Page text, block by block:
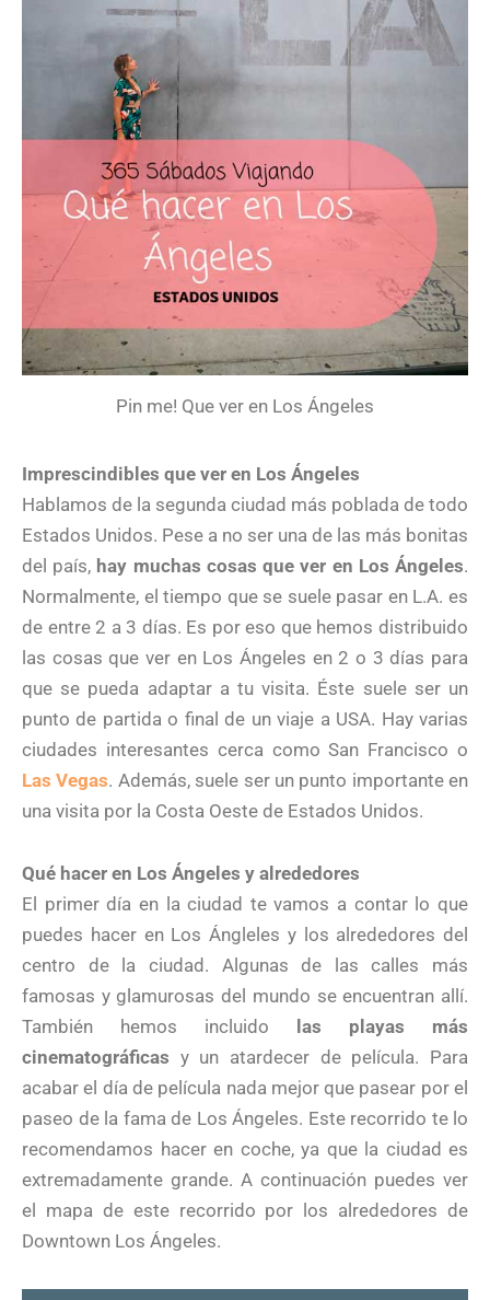
Pin me! Que ver en Los Ángeles
Imprescindibles que ver en Los Ángeles
Hablamos de la segunda ciudad más poblada de todo
Estados Unidos. Pese a no ser una de las más bonitas
del país, hay muchas cosas que ver en Los Ángeles.
Normalmente, el tiempo que se suele pasar en L.A. es
de entre 2 a 3 días. Es por eso que hemos distribuido
las cosas que ver en Los Ángeles en 2 o 3 días para
que se pueda adaptar a tu visita. Éste suele ser un
punto de partida o final de un viaje a USA. Hay varias
ciudades interesantes cerca como San Francisco o
Las Vegas. Además, suele ser un punto importante en
una visita por la Costa Oeste de Estados Unidos.
Qué hacer en Los Ángeles y alrededores
El primer día en la ciudad te vamos a contar lo que
puedes hacer en Los Ángleles y los alrededores del
centro de la ciudad. Algunas de las calles más
famosas y glamurosas del mundo se encuentran allí.
También hemos incluido
las playas más
cinematográficas y un atardecer de película. Para
acabar el día de película nada mejor que pasear por el
paseo de la fama de Los Ángeles. Este recorrido te lo
recomendamos hacer en coche, ya que la ciudad es
extremadamente grande. A continuación puedes ver
el mapa de este recorrido por los alrededores de
Downtown Los Ángeles.